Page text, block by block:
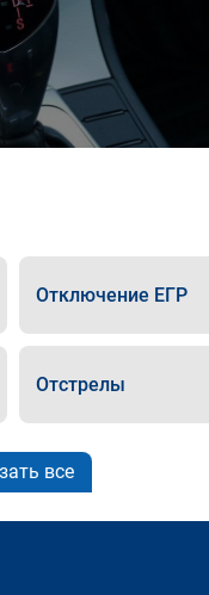
Отключение ЕГР
Отстрелы
все